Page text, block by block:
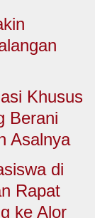
& KRIMINAL
& POLRI
Khusus
Berani
Asalnya
di
Rapat
ke Alor